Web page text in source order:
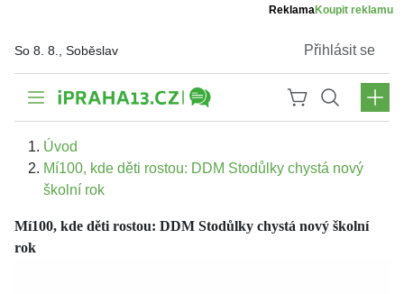
ReklamaKoupit reklamu
So 8. 8., Soběslav Přihlásit se
Úvod
Mí100, kde děti rostou: DDM Stodůlky chystá nový
školní rok
Mí100, kde děti rostou: DDM Stodůlky chystá nový školní
rok